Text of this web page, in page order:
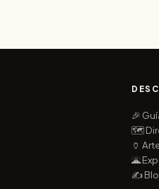
🎉
🗺️
🏺
🌋
✍️